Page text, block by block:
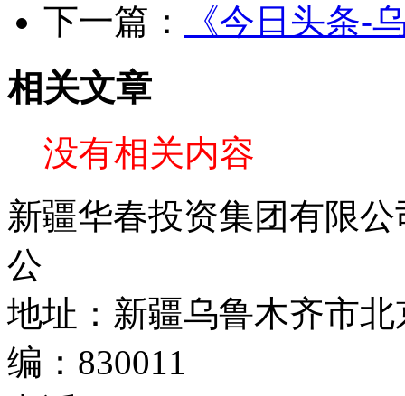
下一篇：
《今日头条-
相关文章
没有相关内容
新疆华春投资集团有限
公
地址：新疆乌鲁木齐市
编：830011